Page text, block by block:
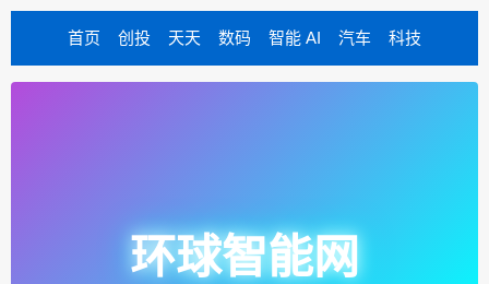
首页 创投 天天 数码 智能 AI 汽车 科技
环球智能网